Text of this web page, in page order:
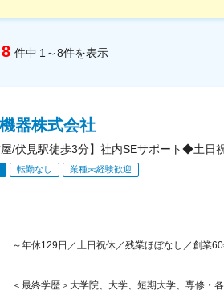
8 件中 1～8件を表示
器株式会社
屋/伏見駅徒歩3分】社内SEサポート◆土
転勤なし 業種未経験歓迎
～年休129日／土日祝休／残業ほぼなし／創業
＜最終学歴＞大学院、大学、短期大学、専修・